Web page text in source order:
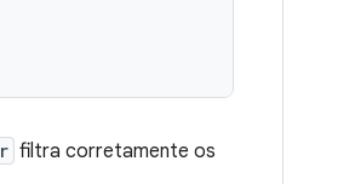
filtra corretamente os